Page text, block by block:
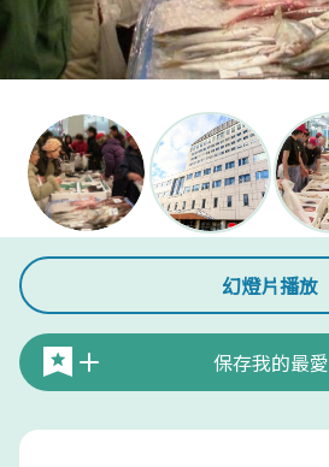
幻燈片播放
保存我的最愛